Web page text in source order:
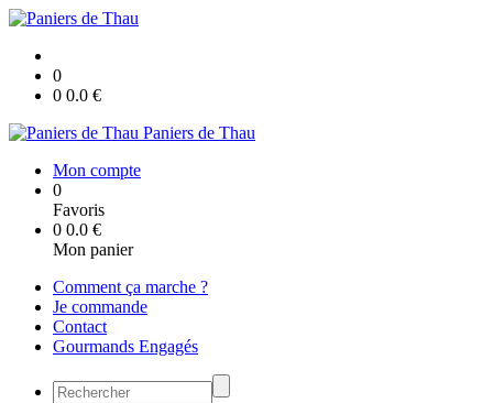
0
0 0.0 €
Paniers de Thau
Mon compte
0
Favoris
0 0.0 €
Mon panier
Comment ça marche ?
Je commande
Contact
Gourmands Engagés